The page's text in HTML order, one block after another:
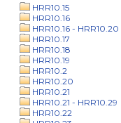
HRR10.15
HRR10.16
HRR10.16 - HRR10.20
HRR10.17
HRR10.18
HRR10.19
HRR10.2
HRR10.20
HRR10.21
HRR10.21 - HRR10.29
HRR10.22